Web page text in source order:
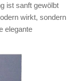
ist sanft gewölbt
wirkt, sondern
elegante